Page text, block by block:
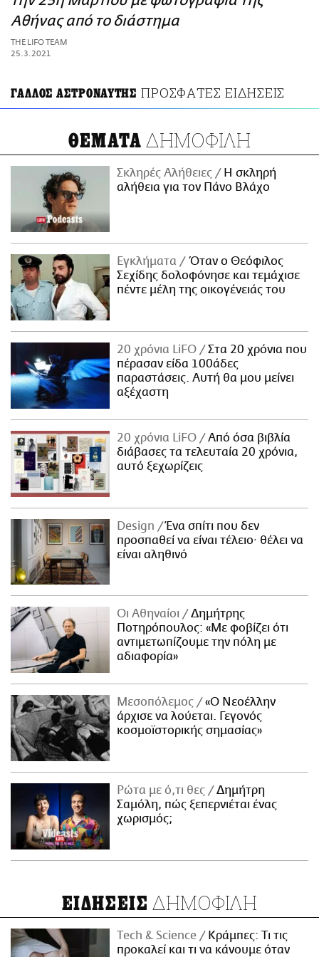
ΑΜΠΑ
PRINT
Αθήνας από το διάστημα
THE LIFO TEAM
25.3.2021
ΓΑΛΛΟΣ ΑΣΤΡΟΝΑΥΤΗΣ ΠΡΟΣΦΑΤΕΣ ΕΙΔΗΣΕΙΣ
ΘΕΜΑΤΑ ΔΗΜΟΦΙΛΗ
Σκληρές Αλήθειες
H σκληρή
αλήθεια για τον Πάνο Βλάχο
Εγκλήματα
Όταν ο Θεόφιλος
Σεχίδης δολοφόνησε και τεμάχισε
πέντε μέλη της οικογένειάς του
20 χρόνια LiFO
Στα 20 χρόνια που
πέρασαν είδα 100άδες
παραστάσεις. Αυτή θα μου μείνει
αξέχαστη
20 χρόνια LiFO
Από όσα βιβλία
διάβασες τα τελευταία 20 χρόνια,
αυτό ξεχωρίζεις
Design
Ένα σπίτι που δεν
προσπαθεί να είναι τέλειο· θέλει να
είναι αληθινό
Οι Αθηναίοι
Δημήτρης
Ποτηρόπουλος: «Με φοβίζει ότι
αντιμετωπίζουμε την πόλη με
αδιαφορία»
Μεσοπόλεμος
«Ο Νεοέλλην
άρχισε να λούεται. Γεγονός
κοσμοϊστορικής σημασίας»
Ρώτα με ό,τι θες
Δημήτρη
Σαμόλη, πώς ξεπερνιέται ένας
χωρισμός;
ΕΙΔΗΣΕΙΣ ΔΗΜΟΦΙΛΗ
Τech & Science
Κράμπες: Τι τις
προκαλεί και τι να κάνουμε όταν